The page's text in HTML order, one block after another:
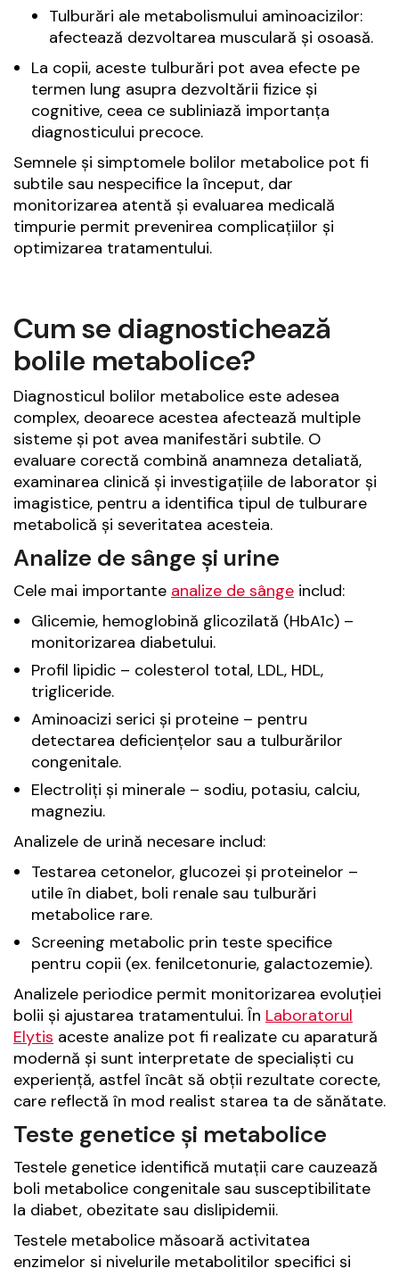
Tulburări ale metabolismului aminoacizilor:
afectează dezvoltarea musculară și osoasă.
La copii, aceste tulburări pot avea efecte pe
termen lung asupra dezvoltării fizice și
cognitive, ceea ce subliniază importanța
diagnosticului precoce.
Semnele și simptomele bolilor metabolice pot fi
subtile sau nespecifice la început, dar
monitorizarea atentă și evaluarea medicală
timpurie permit prevenirea complicațiilor și
optimizarea tratamentului.
Cum se diagnostichează
bolile metabolice?
Diagnosticul bolilor metabolice este adesea
complex, deoarece acestea afectează multiple
sisteme și pot avea manifestări subtile. O
evaluare corectă combină anamneza detaliată,
examinarea clinică și investigațiile de laborator și
imagistice, pentru a identifica tipul de tulburare
metabolică și severitatea acesteia.
Analize de sânge și urine
Cele mai importante analize de sânge includ:
Glicemie, hemoglobină glicozilată (HbA1c) –
monitorizarea diabetului.
Profil lipidic – colesterol total, LDL, HDL,
trigliceride.
Aminoacizi serici și proteine – pentru
detectarea deficiențelor sau a tulburărilor
congenitale.
Electroliți și minerale – sodiu, potasiu, calciu,
magneziu.
Analizele de urină necesare includ:
Testarea cetonelor, glucozei și proteinelor –
utile în diabet, boli renale sau tulburări
metabolice rare.
Screening metabolic prin teste specifice
pentru copii (ex. fenilcetonurie, galactozemie).
Analizele periodice permit monitorizarea evoluției
bolii și ajustarea tratamentului. În Laboratorul
Elytis aceste analize pot fi realizate cu aparatură
modernă și sunt interpretate de specialiști cu
experiență, astfel încât să obții rezultate corecte,
care reflectă în mod realist starea ta de sănătate.
Teste genetice și metabolice
Testele genetice identifică mutații care cauzează
boli metabolice congenitale sau susceptibilitate
la diabet, obezitate sau dislipidemii.
Testele metabolice măsoară activitatea
enzimelor și nivelurile metaboliților specifici și